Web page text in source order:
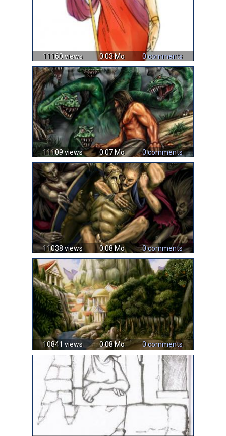
11160 views 0.03 Mo 0 comments
11109 views 0.07 Mo 0 comments
11038 views 0.08 Mo 0 comments
10841 views 0.08 Mo 0 comments